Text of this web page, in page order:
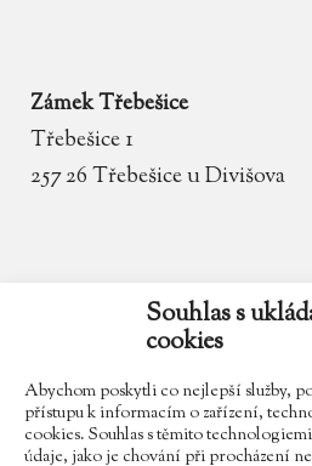
Souhlas s
cookies
Abychom poskytli co nejlepší služby,
přístupu k informacím o zařízení,
cookies. Souhlas s těmito
údaje, jako je chování při procházení
Zámek Třebešice
Třebešice 1
257 26 Třebešice u Divišova
602 354 467